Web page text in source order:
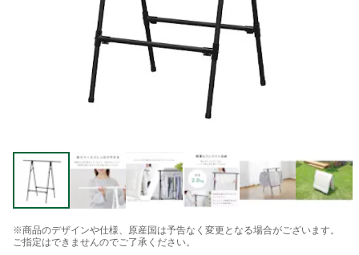
※商品のデザインや仕様、原産国は予告なく変更となる場合がございます。
ご指定はできませんのでご了承ください。